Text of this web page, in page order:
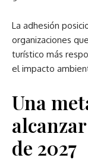
La adhesión
organizaciones
turístico más
el impacto
Una
de 2027